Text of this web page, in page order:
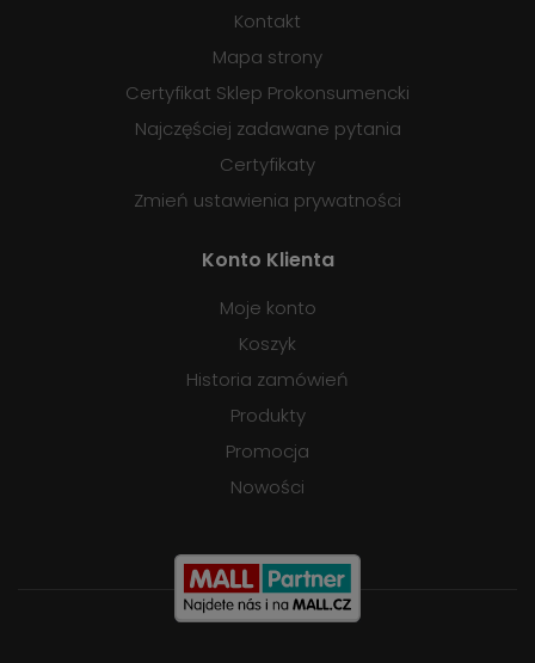
Kontakt
Mapa strony
Certyfikat Sklep Prokonsumencki
Najczęściej zadawane pytania
Certyfikaty
Zmień ustawienia prywatności
Konto Klienta
Moje konto
Koszyk
Historia zamówień
Produkty
Promocja
Nowości